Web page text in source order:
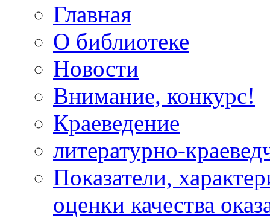
Главная
О библиотеке
Новости
Внимание, конкурс!
Краеведение
литературно-
Показатели,
оценки качества